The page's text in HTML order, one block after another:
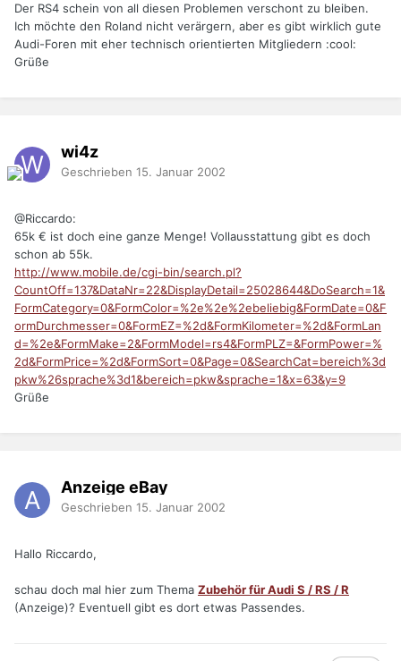
Der RS4 schein von all diesen Problemen verschont zu bleiben.
Ich möchte den Roland nicht verärgern, aber es gibt wirklich gute
Audi-Foren mit eher technisch orientierten Mitgliedern :cool:
Grüße
wi4z
Geschrieben 15. Januar 2002
@Riccardo:
65k € ist doch eine ganze Menge! Vollausstattung gibt es doch
schon ab 55k.
http://www.mobile.de/cgi-bin/search.pl?
CountOff=137&DataNr=22&DisplayDetail=25028644&DoSearch=1&
FormCategory=0&FormColor=%2e%2e%2ebeliebig&FormDate=0&F
ormDurchmesser=0&FormEZ=%2d&FormKilometer=%2d&FormLan
d=%2e&FormMake=2&FormModel=rs4&FormPLZ=&FormPower=%
2d&FormPrice=%2d&FormSort=0&Page=0&SearchCat=bereich%3d
pkw%26sprache%3d1&bereich=pkw&sprache=1&x=63&y=9
Grüße
Anzeige eBay
Geschrieben 15. Januar 2002
Hallo Riccardo,
schau doch mal hier zum Thema Zubehör für Audi S / RS / R
(Anzeige)? Eventuell gibt es dort etwas Passendes.